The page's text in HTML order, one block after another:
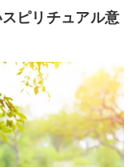
ピリチュアル意